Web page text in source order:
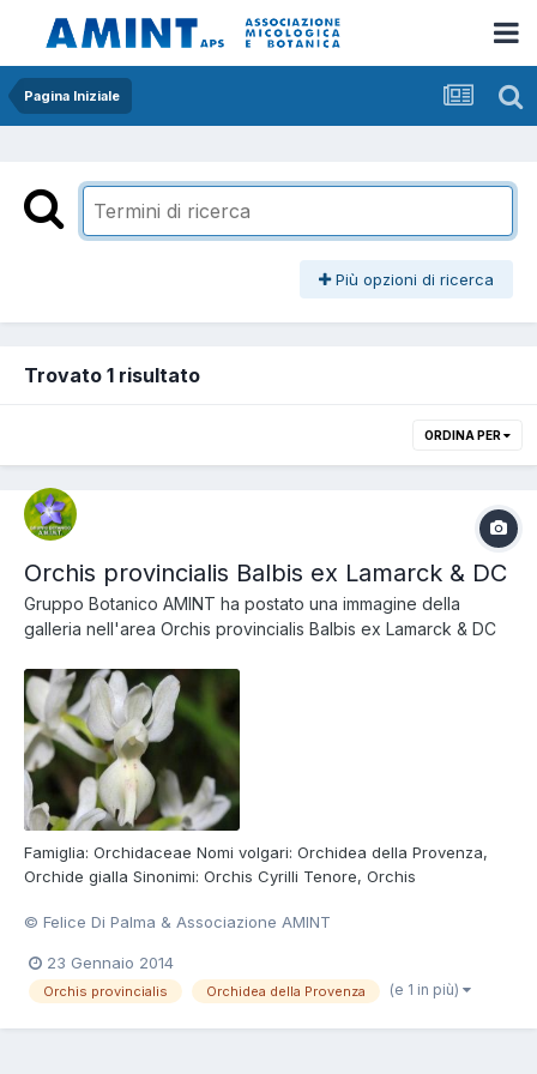
Pagina Iniziale
Più opzioni di ricerca
Trovato 1 risultato
ORDINA PER
Orchis provincialis Balbis ex Lamarck & DC
Gruppo Botanico AMINT ha postato una immagine della
galleria nell'area Orchis provincialis Balbis ex Lamarck & DC
Famiglia: Orchidaceae Nomi volgari: Orchidea della Provenza,
Orchide gialla Sinonimi: Orchis Cyrilli Tenore, Orchis
scheda della Specie
© Felice Di Palma & Associazione AMINT
23 Gennaio 2014
Orchis provincialis Orchidea della Provenza (e 1 in più)